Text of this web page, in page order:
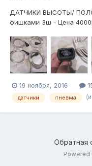
ДАТЧИКИ ВЫСОТЫ/
фишками 3ш - Цена
сезон. 89005809993
19 ноября, 2016
датчики пневма
Обратная
Powered